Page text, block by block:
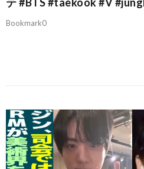
Bookmark0